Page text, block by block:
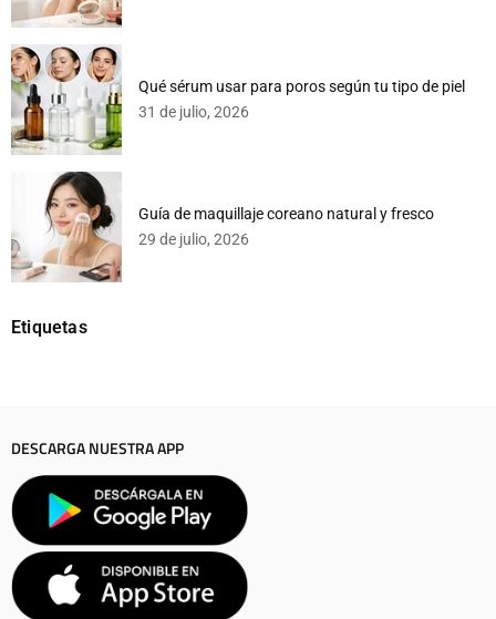
Qué sérum usar para poros según tu tipo de piel
31 de julio, 2026
Guía de maquillaje coreano natural y fresco
29 de julio, 2026
Etiquetas
DESCARGA NUESTRA APP